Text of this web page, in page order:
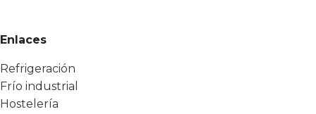
Enlaces
Refrigeración
Frío industrial
Hostelería